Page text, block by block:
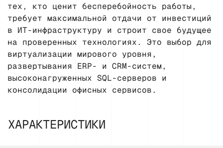
тех, кто ценит бесперебойность работы,
требует максимальной отдачи от инвестиций
в ИТ-инфраструктуру и строит свое будущее
на проверенных технологиях. Это выбор для
виртуализации мирового уровня,
развертывания ERP- и CRM-систем,
высоконагруженных SQL-серверов и
консолидации офисных сервисов.
ХАРАКТЕРИСТИКИ